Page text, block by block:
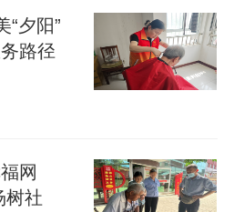
“夕阳”
路径
网
社